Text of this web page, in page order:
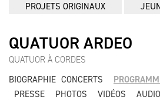
PROJETS ORIGINAUX
QUATUOR ARDEO
QUATUOR À CORDES
BIOGRAPHIE CONCERTS
PRESSE
PHOTOS VIDÉOS AUDIO